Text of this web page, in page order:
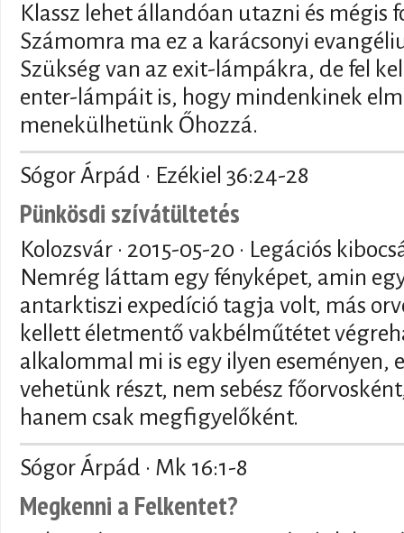
Klassz lehet állandóan utazni és mégis
Számomra ma ez a karácsonyi
Szükség van az exit-lámpákra, de fel
enter-lámpáit is, hogy mindenkinek
menekülhetünk Őhozzá.
Sógor Árpád · Ezékiel 36:24-28
Pünkösdi szívátültetés
Kolozsvár · 2015-05-20 · Legációs
Nemrég láttam egy fényképet, amin
antarktiszi expedíció tagja volt, más
kellett életmentő vakbélműtétet
alkalommal mi is egy ilyen eseményen,
vehetünk részt, nem sebész
hanem csak megfigyelőként.
Sógor Árpád · Mk 16:1-8
Megkenni a Felkentet?